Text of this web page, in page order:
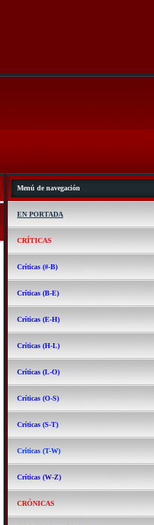
Menú de navegación
EN PORTADA
CRÍTICAS
Críticas (#-B)
Críticas (B-E)
Críticas (E-H)
Críticas (H-L)
Críticas (L-O)
Críticas (O-S)
Críticas (S-T)
Críticas (T-W)
Críticas (W-Z)
CRÓNICAS